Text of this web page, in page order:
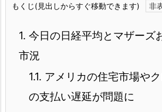
もくじ(見出しからすぐ移動できます)
1. 今日の日経平均とマザーズ
市況
1.1. アメリカの住宅市場や
の支払い遅延が問題に